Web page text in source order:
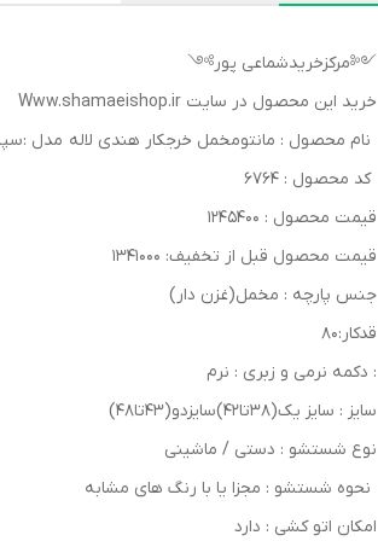
༺مرکزخریدشماعی پور༻
خرید این محصول در سایت Www.shamaeishop.ir
نام محصول : مانتومخمل خرجکار هندی لاله مدل
کد محصول : ۶۷۶۴
قیمت محصول : ۱۲۴۵۴۰۰
قیمت محصول قبل از تخفیف: ۱۳۴۱۰۰۰
جنس پارچه : مخمل(غزن دار)
قدکار:۸۰
: دکمه نرمی و زبری : نرم
سایز : سایز یک(۳۸تا۴۲)سایزدو(۴۳تا۴۸)
نوع شستشو : دستی / ماشینی
نحوه شستشو : مجزا یا با رنگ های مشابه
امکان اتو کشی : دارد